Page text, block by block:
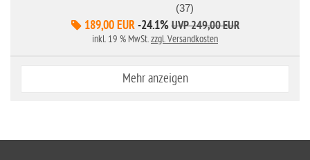
(37)
189,00 EUR -24.1% UVP 249,00 EUR
inkl. 19 % MwSt.zzgl. Versandkosten
Mehr anzeigen